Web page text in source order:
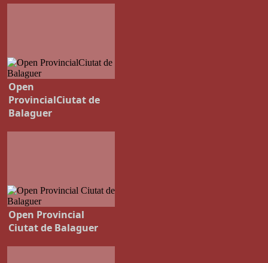
Open
ProvincialCiutat de
Balaguer
Open Provincial
Ciutat de Balaguer